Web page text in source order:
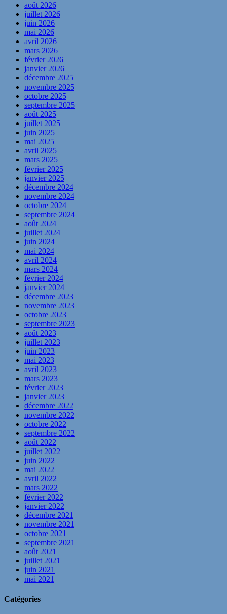
août 2026
juillet 2026
juin 2026
mai 2026
avril 2026
mars 2026
février 2026
janvier 2026
décembre 2025
novembre 2025
octobre 2025
septembre 2025
août 2025
juillet 2025
juin 2025
mai 2025
avril 2025
mars 2025
février 2025
janvier 2025
décembre 2024
novembre 2024
octobre 2024
septembre 2024
août 2024
juillet 2024
juin 2024
mai 2024
avril 2024
mars 2024
février 2024
janvier 2024
décembre 2023
novembre 2023
octobre 2023
septembre 2023
août 2023
juillet 2023
juin 2023
mai 2023
avril 2023
mars 2023
février 2023
janvier 2023
décembre 2022
novembre 2022
octobre 2022
septembre 2022
août 2022
juillet 2022
juin 2022
mai 2022
avril 2022
mars 2022
février 2022
janvier 2022
décembre 2021
novembre 2021
octobre 2021
septembre 2021
août 2021
juillet 2021
juin 2021
mai 2021
Catégories